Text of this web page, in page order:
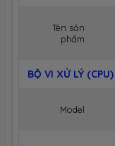
Tên sản
phẩm
BỘ VI XỬ LÝ (CPU)
Model